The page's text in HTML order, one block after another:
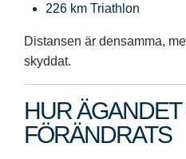
226 km Triathlon
Distansen är densamma,
skyddat.
HUR
FÖRÄNDRATS